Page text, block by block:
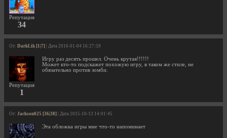
Репутация
34
От: DarkLik [1|7] | Дата 2016-01-04 16:27:59
Репутация
1
Игру раз десять прошел. Очень крутая!!!!!!
Может кто-то подскажет похожую игру, в таком же стиле, не
обязательно против зомби.
От: Jackson025 [36|38] | Дата 2015-10-13 14:01:45
Эта обложка игры мне что-то напоминает